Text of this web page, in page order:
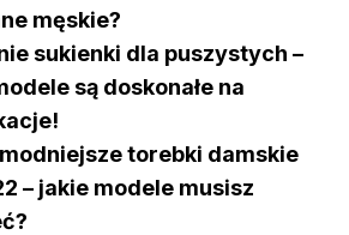
męskie?
sukienki dla puszystych –
są doskonałe na
torebki damskie
– jakie modele musisz